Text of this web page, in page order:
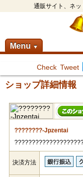
通販サイト、ネ
Menu ▼
Check Tweet
ショップ詳細情報
????????-Jpzentai
決済方法